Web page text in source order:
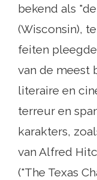
bekend als
(Wisconsin),
feiten
van de meest
literaire en
terreur en
karakters,
van Alfred
("The Texas